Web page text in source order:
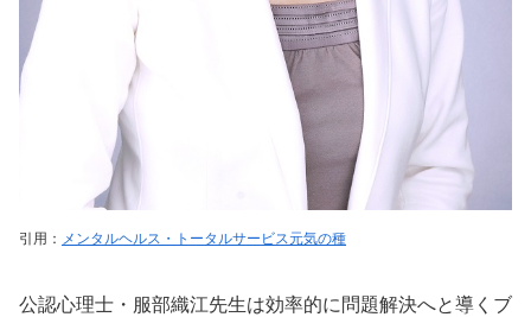
引用： メンタルヘルス・トータルサービス元気の種
公認心理士・服部織江先生は効率的に問題解決へと導くブ